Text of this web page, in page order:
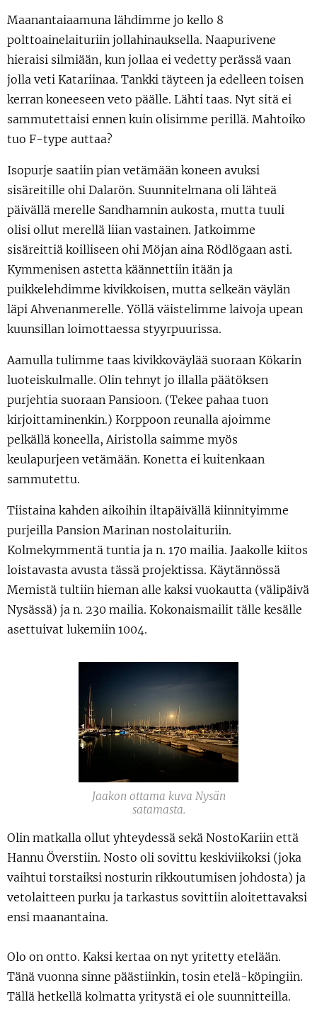
Maanantaiaamuna lähdimme jo kello 8
polttoainelaituriin jollahinauksella. Naapurivene
hieraisi silmiään, kun jollaa ei vedetty perässä vaan
jolla veti Katariinaa. Tankki täyteen ja edelleen toisen
kerran koneeseen veto päälle. Lähti taas. Nyt sitä ei
sammutettaisi ennen kuin olisimme perillä. Mahtoiko
tuo F-type auttaa?
Isopurje saatiin pian vetämään koneen avuksi
sisäreitille ohi Dalarön. Suunnitelmana oli lähteä
päivällä merelle Sandhamnin aukosta, mutta tuuli
olisi ollut merellä liian vastainen. Jatkoimme
sisäreittiä koilliseen ohi Möjan aina Rödlögaan asti.
Kymmenisen astetta käännettiin itään ja
puikkelehdimme kivikkoisen, mutta selkeän väylän
läpi Ahvenanmerelle. Yöllä väistelimme laivoja upean
kuunsillan loimottaessa styyrpuurissa.
Aamulla tulimme taas kivikkoväylää suoraan Kökarin
luoteiskulmalle. Olin tehnyt jo illalla päätöksen
purjehtia suoraan Pansioon. (Tekee pahaa tuon
kirjoittaminenkin.) Korppoon reunalla ajoimme
pelkällä koneella, Airistolla saimme myös
keulapurjeen vetämään. Konetta ei kuitenkaan
sammutettu.
Tiistaina kahden aikoihin iltapäivällä kiinnityimme
purjeilla Pansion Marinan nostolaituriin.
Kolmekymmentä tuntia ja n. 170 mailia. Jaakolle kiitos
loistavasta avusta tässä projektissa. Käytännössä
Memistä tultiin hieman alle kaksi vuokautta (välipäivä
Nysässä) ja n. 230 mailia. Kokonaismailit tälle kesälle
asettuivat lukemiin 1004.
Jaakon ottama kuva Nysän
satamasta.
Olin matkalla ollut yhteydessä sekä NostoKariin että
Hannu Överstiin. Nosto oli sovittu keskiviikoksi (joka
vaihtui torstaiksi nosturin rikkoutumisen johdosta) ja
vetolaitteen purku ja tarkastus sovittiin aloitettavaksi
ensi maanantaina.
Olo on ontto. Kaksi kertaa on nyt yritetty etelään.
Tänä vuonna sinne päästiinkin, tosin etelä-köpingiin.
Tällä hetkellä kolmatta yritystä ei ole suunnitteilla.